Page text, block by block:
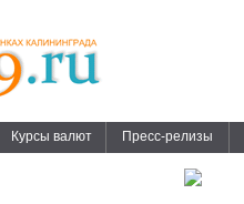
Курсы валют Пресс-релизы